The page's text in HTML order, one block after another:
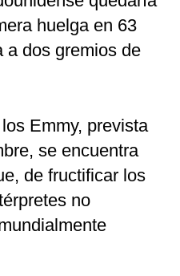
huelga en 63
a dos gremios de
Emmy, prevista
se encuentra
de fructificar los
no